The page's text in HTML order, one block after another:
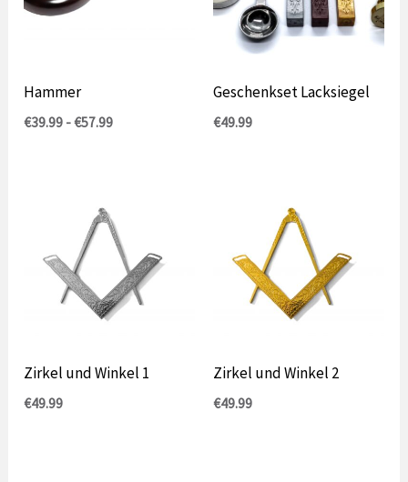
Hammer
€39.99 -€57.99Preisspanne:
Geschenkset Lacksiegel
€49.99
Zirkel und Winkel 1
€49.99
Zirkel und Winkel 2
€49.99